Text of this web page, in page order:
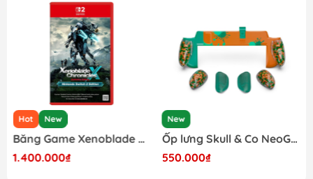
Hot New
Băng Game Xenoblade Chronicles X Definitive Edition Nintendo Switch 2
1.400.000₫
New
Ốp lưng Skull & Co NeoGrip cho Nintendo Switch 2 phiên bản Splatoon Raiders
550.000₫